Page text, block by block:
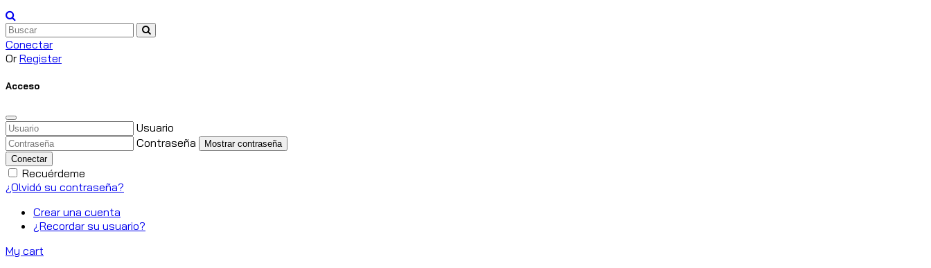
Conectar
Or Register
Acceso
Usuario
Contraseña
Mostrar contraseña
Conectar
Recuérdeme
¿Olvidó su contraseña?
Crear una cuenta
¿Recordar su usuario?
My cart